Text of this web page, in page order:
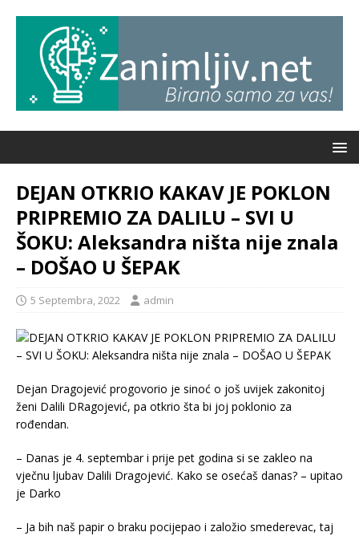
DEJAN OTKRIO KAKAV JE POKLON
PRIPREMIO ZA DALILU – SVI U
ŠOKU: Aleksandra ništa nije znala
– DOŠAO U ŠEPAK
5 Septembra, 2022 admin
Dejan Dragojević progovorio je sinoć o još uvijek zakonitoj
ženi Dalili DRagojević, pa otkrio šta bi joj poklonio za
rođendan.
– Danas je 4. septembar i prije pet godina si se zakleo na
vječnu ljubav Dalili Dragojević. Kako se osećaš danas? – upitao
je Darko
– Ja bih naš papir o braku pocijepao i založio smederevac, taj